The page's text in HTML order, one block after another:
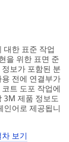
대한 표준 작업
을 위한 표면 준
보가 포함된 분
전에 연결부가
트 도포 작업에
3M 제품 정보도
인어로 제공됩니
보기